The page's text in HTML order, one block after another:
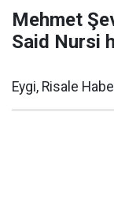
Mehmet
Said Nursi
Eygi, Risale